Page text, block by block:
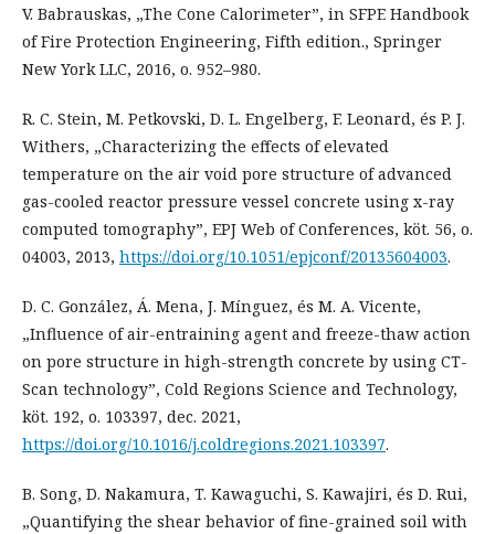
V. Babrauskas, „The Cone Calorimeter”, in SFPE Handbook
of Fire Protection Engineering, Fifth edition., Springer
New York LLC, 2016, o. 952–980.
R. C. Stein, M. Petkovski, D. L. Engelberg, F. Leonard, és P. J.
Withers, „Characterizing the effects of elevated
temperature on the air void pore structure of advanced
gas-cooled reactor pressure vessel concrete using x-ray
computed tomography”, EPJ Web of Conferences, köt. 56, o.
04003, 2013, https://doi.org/10.1051/epjconf/20135604003.
D. C. González, Á. Mena, J. Mínguez, és M. A. Vicente,
„Influence of air-entraining agent and freeze-thaw action
on pore structure in high-strength concrete by using CT-
Scan technology”, Cold Regions Science and Technology,
köt. 192, o. 103397, dec. 2021,
https://doi.org/10.1016/j.coldregions.2021.103397.
B. Song, D. Nakamura, T. Kawaguchi, S. Kawajiri, és D. Rui,
„Quantifying the shear behavior of fine-grained soil with